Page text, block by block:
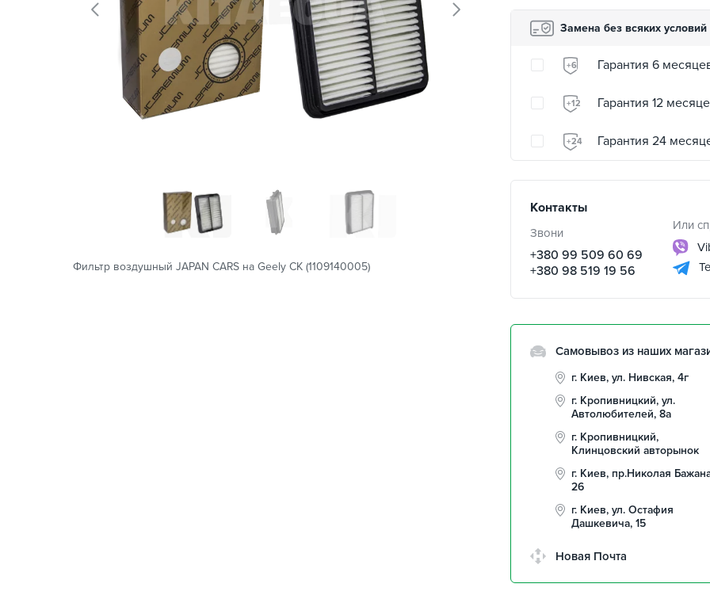
Фильтр воздушный JAPAN CARS на Geely CK (1109140005)
Замена без всяких условий
+6 Гарантия 6
+12 Гарантия 12
+24 Гарантия 24
Контакты
Звони
+380 99 509 60 69
+380 98 519 19 56
Или
Самовывоз из наших
г. Киев, ул. Нивская, 4г
г. Кропивницкий, ул.
Автолюбителей, 8а
г. Кропивницкий,
Клинцовский авторынок
г. Киев, пр.Николая
26
г. Киев, ул. Остафия
Дашкевича, 15
Новая Почта